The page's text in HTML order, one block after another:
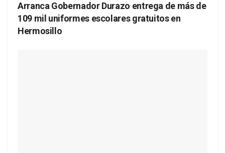
Arranca Gobernador Durazo entrega de más de
109 mil uniformes escolares gratuitos en
Hermosillo